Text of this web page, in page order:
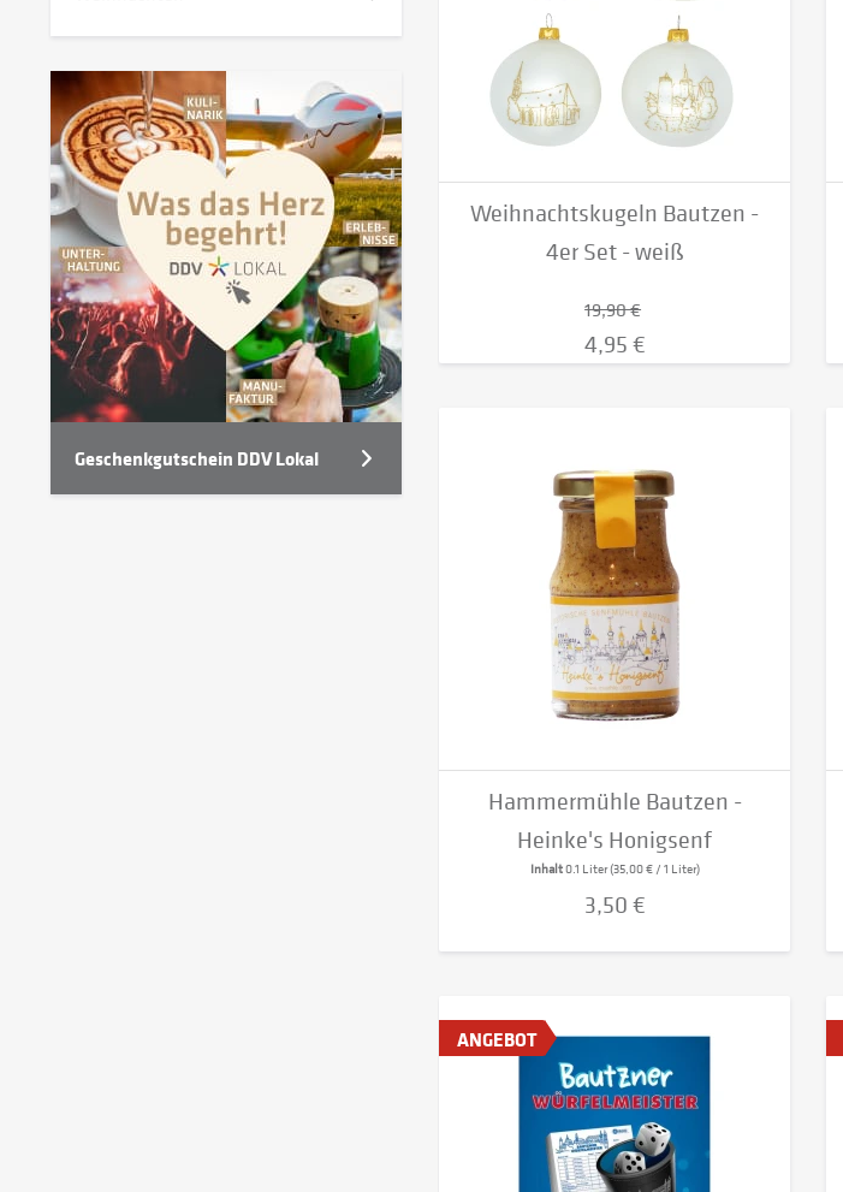
Geschenkgutschein DDV Lokal
Weihnachtskugeln Bautzen -
4er Set - weiß
19,90 €
4,95 €
Hammermühle Bautzen -
Heinke's Honigsenf
Inhalt0.1 Liter(35,00 € / 1 Liter)
3,50 €
ANGEBOT